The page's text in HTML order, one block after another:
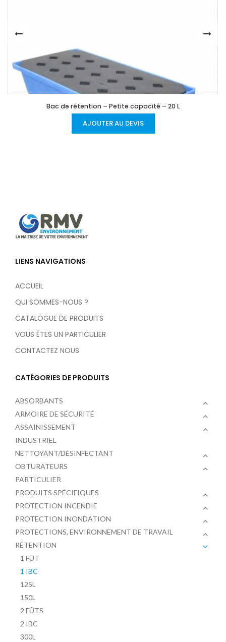
Bac de rétention – Petite capacité – 20 L
AJOUTER AU DEVIS
LIENS NAVIGATIONS
ACCUEIL
QUI SOMMES-NOUS ?
CATALOGUE DE PRODUITS
VOUS ÊTES UN PARTICULIER
CONTACTEZ NOUS
CATÉGORIES DE PRODUITS
ABSORBANTS
ARMOIRE DE SÉCURITÉ
ASSAINISSEMENT
INDUSTRIEL
NETTOYANT/DÉSINFECTANT
OBTURATEURS
PARTICULIER
PRODUITS SPÉCIFIQUES
PROTECTION INCENDIE
PROTECTION INONDATION
PROTECTIONS, ENVIRONNEMENT DE TRAVAIL
RÉTENTION
1 FÛT
1 IBC
125L
150L
2 FÛTS
2 IBC
300L